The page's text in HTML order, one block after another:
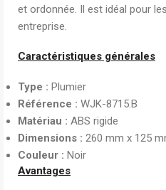
et ordonnée. Il est idéal pour
entreprise.
Caractéristiques générales
Type : Plumier
Référence : WJK-8715.B
Matériau : ABS rigide
Dimensions : 260 mm x 125
Couleur : Noir
Avantages